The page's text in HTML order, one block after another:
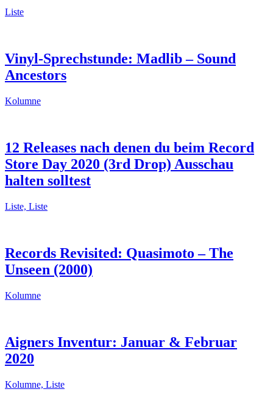
Liste
Vinyl-Sprechstunde: Madlib – Sound
Ancestors
Kolumne
12 Releases nach denen du beim Record
Store Day 2020 (3rd Drop) Ausschau
halten solltest
Liste, Liste
Records Revisited: Quasimoto – The
Unseen (2000)
Kolumne
Aigners Inventur: Januar & Februar
2020
Kolumne, Liste